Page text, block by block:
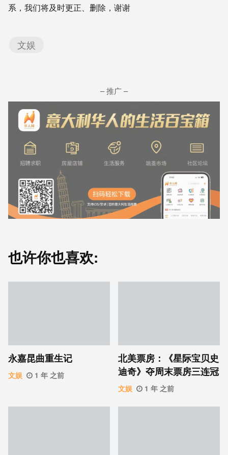
系，我们将及时更正、删除，谢谢
文娱
– 推广 –
也许你也喜欢:
永嘉昆曲重生记
文娱 1 年 之前
北美票房：《星际宝贝史
迪奇》夺周末票房三连冠
文娱 1 年 之前